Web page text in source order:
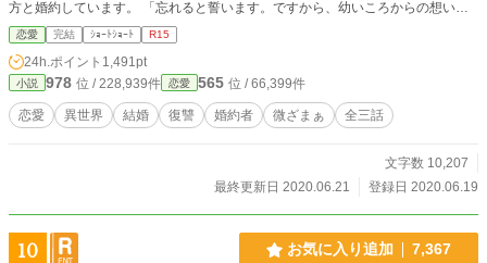
方と婚約しています。 「忘れると誓います。ですから、幼いころからの想いに
決着をつけるため、どうか私にジョアキン殿下との一夜をくださいませ」 なろ
う様でも公開中です。
恋愛 完結 ｼｮｰﾄｼｮｰﾄ R15
24h.ポイント 1,491pt
小説 978 位 / 228,939件 恋愛 565 位 / 66,399件
恋愛 異世界 結婚 復讐 婚約者 微ざまぁ 全三話
文字数 10,207
最終更新日 2020.06.21
登録日 2020.06.19
10 お気に入り追加 7,367